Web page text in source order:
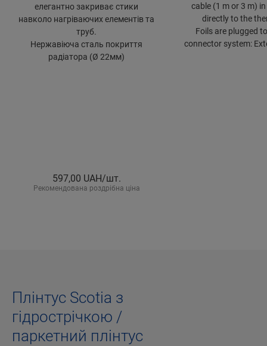
елегантно закриває стики
навколо нагріваючих елементів та
труб.
Нержавіюча сталь покриття
радіатора (Ø 22мм)
597,00 UAH/шт.
Рекомендована роздрібна ціна
cable (1 m or 3 m)
directly to the
Foils are plugged
connector system:
Плінтус Scotia з
гідрострічкою /
паркетний плінтус